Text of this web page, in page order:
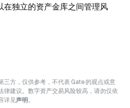
在独立的资产金库之间管理风
三方，仅供参考，不代表 Gate 的观点或意
律建议。数字资产交易风险较高，请勿仅依
详见声明。